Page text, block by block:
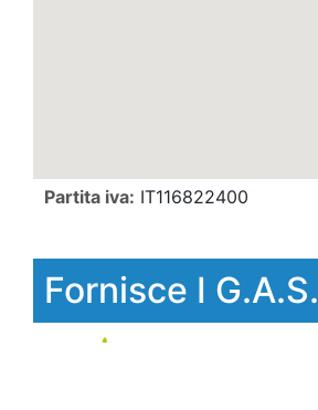
Partita iva: IT116822400
Fornisce I G.A.S.